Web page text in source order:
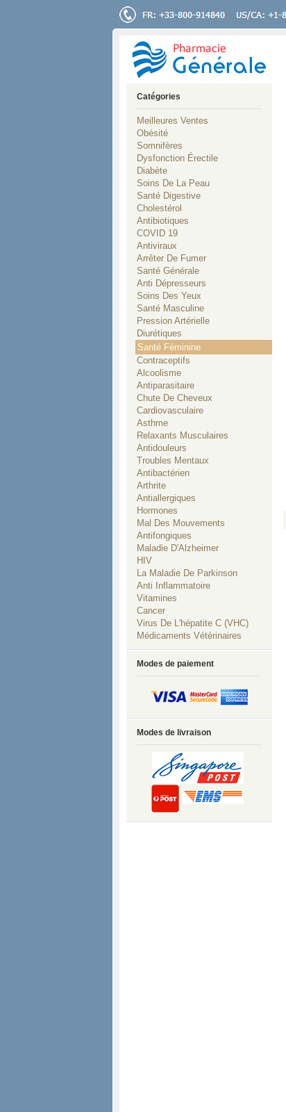
Catégories
Meilleures Ventes
Obésité
Somnifères
Dysfonction Érectile
Diabète
Soins De La Peau
Santé Digestive
Cholestérol
Antibiotiques
COVID 19
Antiviraux
Arrêter De Fumer
Santé Générale
Anti Dépresseurs
Soins Des Yeux
Santé Masculine
Pression Artérielle
Diurétiques
Santé Féminine
Contraceptifs
Alcoolisme
Antiparasitaire
Chute De Cheveux
Cardiovasculaire
Asthme
Relaxants Musculaires
Antidouleurs
Troubles Mentaux
Antibactérien
Arthrite
Antiallergiques
Hormones
Mal Des Mouvements
Antifongiques
Maladie D'Alzheimer
HIV
La Maladie De Parkinson
Anti Inflammatoire
Vitamines
Cancer
Virus De L'hépatite C (VHC)
Médicaments Vétérinaires
Modes de paiement
Modes de livraison